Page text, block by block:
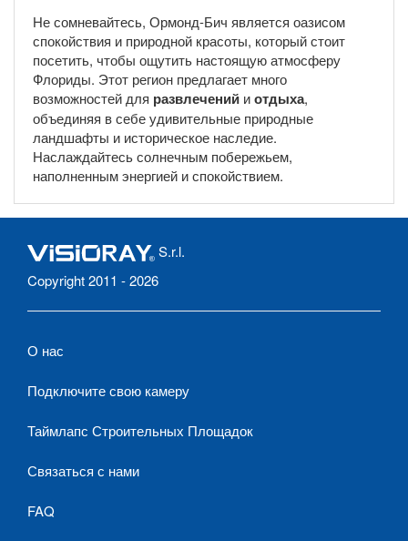
Не сомневайтесь, Ормонд-Бич является оазисом
спокойствия и природной красоты, который стоит
посетить, чтобы ощутить настоящую атмосферу
Флориды. Этот регион предлагает много
возможностей для развлечений иотдыха,
объединяя в себе удивительные природные
ландшафты и историческое наследие.
Наслаждайтесь солнечным побережьем,
наполненным энергией и спокойствием.
S.r.l.
Copyright 2011 - 2026
О нас
Подключите свою камеру
Таймлапс Строительных Площадок
Связаться с нами
FAQ